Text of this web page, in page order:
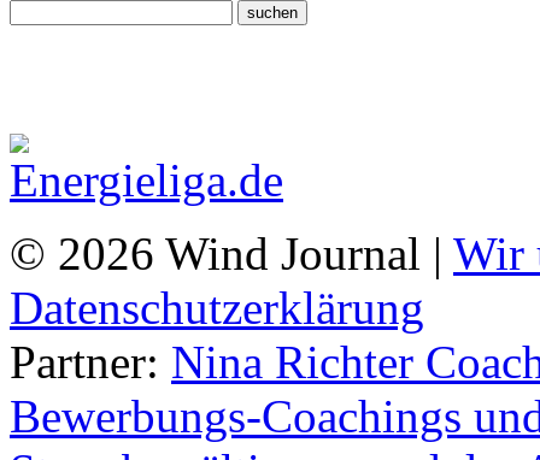
© 2026 Wind Journal | Wir
Datenschutzerklärung
Partner: Nina Richter
Bewerbungs-Coachings